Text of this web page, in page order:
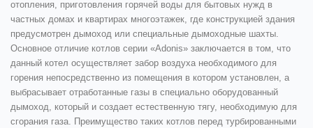
отопления, приготовления горячей воды для бытовых нужд в
частных домах и квартирах многоэтажек, где конструкцией здания
предусмотрен дымоход или специальные дымоходные шахты.
Основное отличие котлов серии «Adonis» заключается в том, что
данный котел осуществляет забор воздуха необходимого для
горения непосредственно из помещения в котором установлен, а
выбрасывает отработанные газы в специально оборудованный
дымоход, который и создает естественную тягу, необходимую для
сгорания газа. Преимущество таких котлов перед турбированными